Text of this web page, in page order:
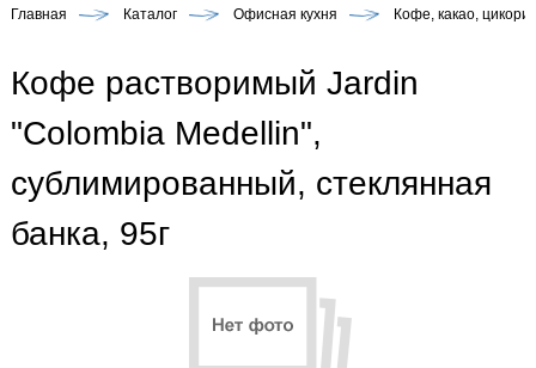
Главная Каталог Офисная кухня Кофе, какао,
Кофе растворимый Jardin
"Colombia Medellin",
сублимированный, стеклянная
банка, 95г